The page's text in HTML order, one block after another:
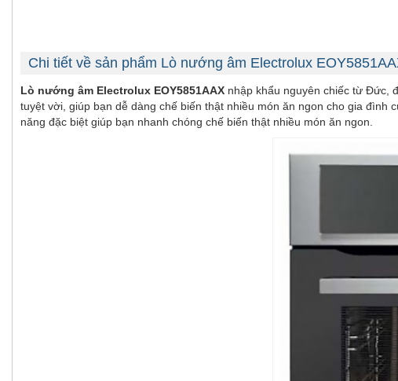
Chi tiết về sản phẩm Lò nướng âm Electrolux
Lò nướng âm Electrolux EOY5851AAX nhập khẩu nguyên chiếc từ Đức,
tuyệt vời, giúp bạn dễ dàng chế biến thật nhiều món ăn ngon cho gia
năng đặc biệt giúp bạn nhanh chóng chế biến thật nhiều món ăn ngon.